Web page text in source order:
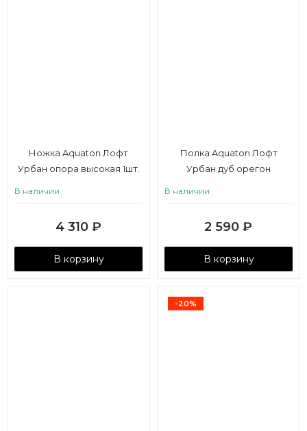
Ножка Aquaton Лофт
Урбан опора высокая 1шт.
В наличии
4 310 ₽
В корзину
Полка Aquaton Лофт
Урбан дуб орегон
В наличии
2 590 ₽
В корзину
-20%